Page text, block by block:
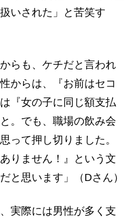
いされた」と苦笑す
らも、ケチだと言われ
からは、『お前はセコ
『女の子に同じ額支払
。でも、職場の飲み会
って押し切りました。
りません！』という文
と思います」（Dさん）
実際には男性が多く支